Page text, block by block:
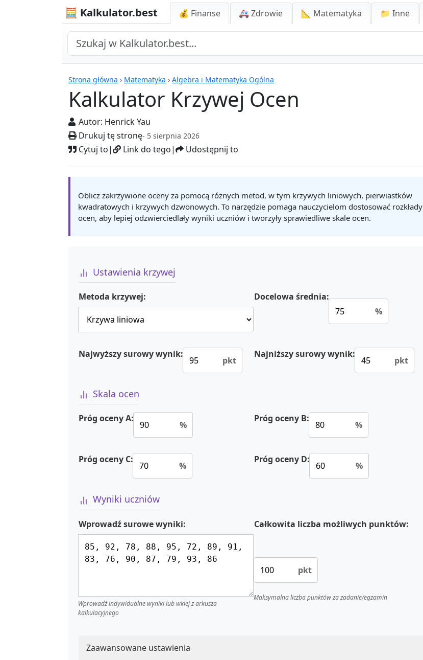
🧮 Kalkulator.best 💰 Finanse 🚑 Zdrowie 📐 Matematyka 📁 Inne
Strona główna › Matematyka › Algebra i Matematyka Ogólna
Kalkulator Krzywej Ocen
Autor: Henrick Yau
Drukuj tę stronę- 5 sierpnia 2026
Cytuj to| Link do tego| Udostępnij to
Kalkulatory
Oblicz zakrzywione oceny za pomocą różnych metod, w tym krzywych liniowych, pierwiastków
kwadratowych i krzywych dzwonowych. To narzędzie pomaga nauczycielom dostosować rozkłady
ocen, aby lepiej odzwierciedlały wyniki uczniów i tworzyły sprawiedliwe skale ocen.
Ustawienia krzywej
Metoda krzywej:
Docelowa średnia:
%
Najwyższy surowy wynik:
pkt
Najniższy surowy wynik:
pkt
Skala ocen
Próg oceny A:
%
Próg oceny B:
%
Próg oceny C:
%
Próg oceny D:
%
Wyniki uczniów
Wprowadź surowe wyniki:
Wprowadź indywidualne wyniki lub wklej z arkusza
kalkulacyjnego
Całkowita liczba możliwych punktów:
pkt
Maksymalna liczba punktów za zadanie/egzamin
Zaawansowane ustawienia